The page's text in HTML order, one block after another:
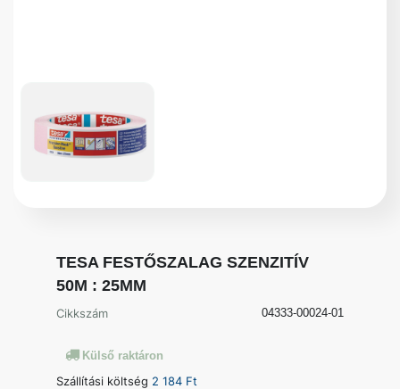
TESA FESTŐSZALAG SZENZITÍV
50M : 25MM
Cikkszám 04333-00024-01
Külső raktáron
Szállítási költség 2 184 Ft